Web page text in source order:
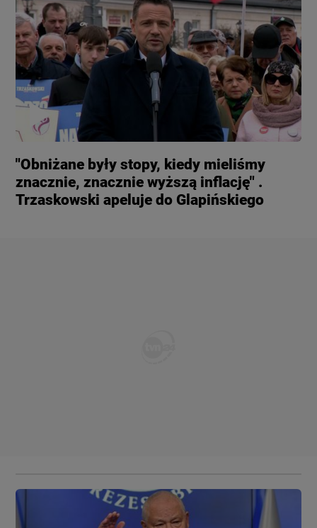
"Obniżane były stopy, kiedy mieliśmy
znacznie, znacznie wyższą inflację" .
Trzaskowski apeluje do Glapińskiego